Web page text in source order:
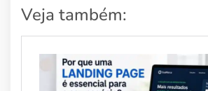
Veja também: